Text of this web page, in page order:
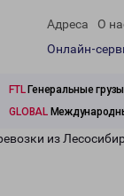
Адреса О
Онлайн-
FTLГенеральные грузы
GLOBAL
из